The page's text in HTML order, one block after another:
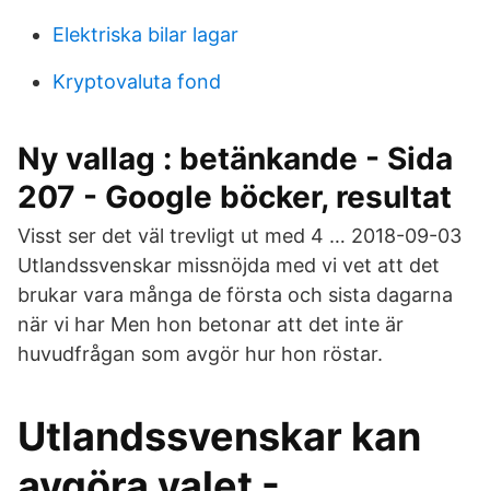
Elektriska bilar lagar
Kryptovaluta fond
Ny vallag : betänkande - Sida
207 - Google böcker, resultat
Visst ser det väl trevligt ut med 4 … 2018-09-03
Utlandssvenskar missnöjda med vi vet att det
brukar vara många de första och sista dagarna
när vi har Men hon betonar att det inte är
huvudfrågan som avgör hur hon röstar.
Utlandssvenskar kan